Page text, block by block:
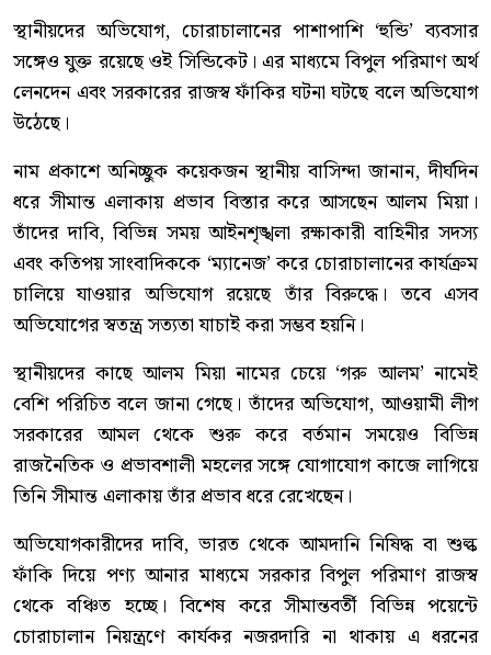
স্থানীয়দের অভিযোগ, চোরাচালানের পাশাপাশি ‘হুন্ডি’ ব্যবসার
সঙ্গেও যুক্ত রয়েছে ওই সিন্ডিকেট। এর মাধ্যমে বিপুল পরিমাণ অর্থ
লেনদেন এবং সরকারের রাজস্ব ফাঁকির ঘটনা ঘটছে বলে অভিযোগ
উঠেছে।
নাম প্রকাশে অনিচ্ছুক কয়েকজন স্থানীয় বাসিন্দা জানান, দীর্ঘদিন
ধরে সীমান্ত এলাকায় প্রভাব বিস্তার করে আসছেন আলম মিয়া।
তাঁদের দাবি, বিভিন্ন সময় আইনশৃঙ্খলা রক্ষাকারী বাহিনীর সদস্য
এবং কতিপয় সাংবাদিককে ‘ম্যানেজ’ করে চোরাচালানের কার্যক্রম
চালিয়ে যাওয়ার অভিযোগ রয়েছে তাঁর বিরুদ্ধে। তবে এসব
অভিযোগের স্বতন্ত্র সত্যতা যাচাই করা সম্ভব হয়নি।
স্থানীয়দের কাছে আলম মিয়া নামের চেয়ে ‘গরু আলম’ নামেই
বেশি পরিচিত বলে জানা গেছে। তাঁদের অভিযোগ, আওয়ামী লীগ
সরকারের আমল থেকে শুরু করে বর্তমান সময়েও বিভিন্ন
রাজনৈতিক ও প্রভাবশালী মহলের সঙ্গে যোগাযোগ কাজে লাগিয়ে
তিনি সীমান্ত এলাকায় তাঁর প্রভাব ধরে রেখেছেন।
অভিযোগকারীদের দাবি, ভারত থেকে আমদানি নিষিদ্ধ বা শুল্ক
ফাঁকি দিয়ে পণ্য আনার মাধ্যমে সরকার বিপুল পরিমাণ রাজস্ব
থেকে বঞ্চিত হচ্ছে। বিশেষ করে সীমান্তবর্তী বিভিন্ন পয়েন্টে
চোরাচালান নিয়ন্ত্রণে কার্যকর নজরদারি না থাকায় এ ধরনের